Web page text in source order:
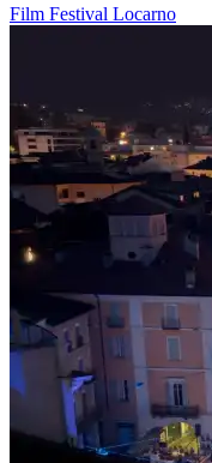
Film Festival Locarno